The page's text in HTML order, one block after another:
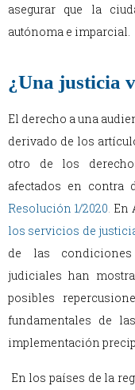
asegurar que la
autónoma e imparcial.
¿Una justicia
El derecho a una
derivado de los
otro de los
afectados en contra
Resolución 1/2020 En
los servicios de
de las
judiciales han
posibles
fundamentales de
implementación
En los países de la